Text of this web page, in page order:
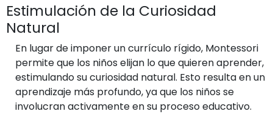
Estimulación de la Curiosidad
Natural
En lugar de imponer un currículo rígido, Montessori
permite que los niños elijan lo que quieren aprender,
estimulando su curiosidad natural. Esto resulta en un
aprendizaje más profundo, ya que los niños se
involucran activamente en su proceso educativo.